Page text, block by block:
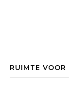
RUIMTE VOOR